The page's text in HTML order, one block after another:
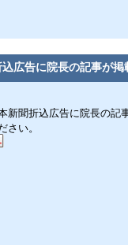
広告に院長の記事が掲
新聞折込広告に院長の記
さい。